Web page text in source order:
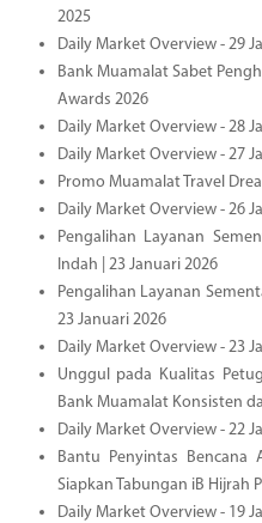
2025
Daily Market Overview - 29
Bank Muamalat Sabet
Awards 2026
Daily Market Overview - 28
Daily Market Overview - 27
Promo Muamalat Travel
Daily Market Overview - 26
Pengalihan Layanan
Indah | 23 Januari 2026
Pengalihan Layanan
23 Januari 2026
Daily Market Overview - 23
Unggul pada Kualitas
Bank Muamalat Konsisten
Daily Market Overview - 22
Bantu Penyintas Bencana
Siapkan Tabungan iB Hijrah
Daily Market Overview - 19